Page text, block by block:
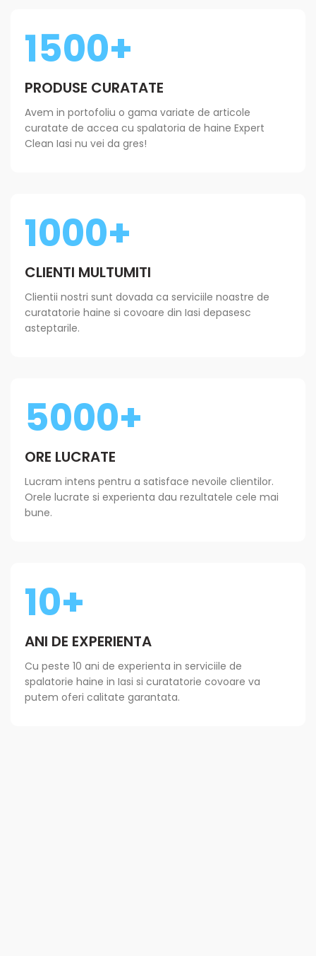
1500+
PRODUSE CURATATE
Avem in portofoliu o gama variate de articole
curatate de accea cu spalatoria de haine Expert
Clean Iasi nu vei da gres!
1000+
CLIENTI MULTUMITI
Clientii nostri sunt dovada ca serviciile noastre de
curatatorie haine si covoare din Iasi depasesc
asteptarile.
5000+
ORE LUCRATE
Lucram intens pentru a satisface nevoile clientilor.
Orele lucrate si experienta dau rezultatele cele mai
bune.
10+
ANI DE EXPERIENTA
Cu peste 10 ani de experienta in serviciile de
spalatorie haine in Iasi si curatatorie covoare va
putem oferi calitate garantata.